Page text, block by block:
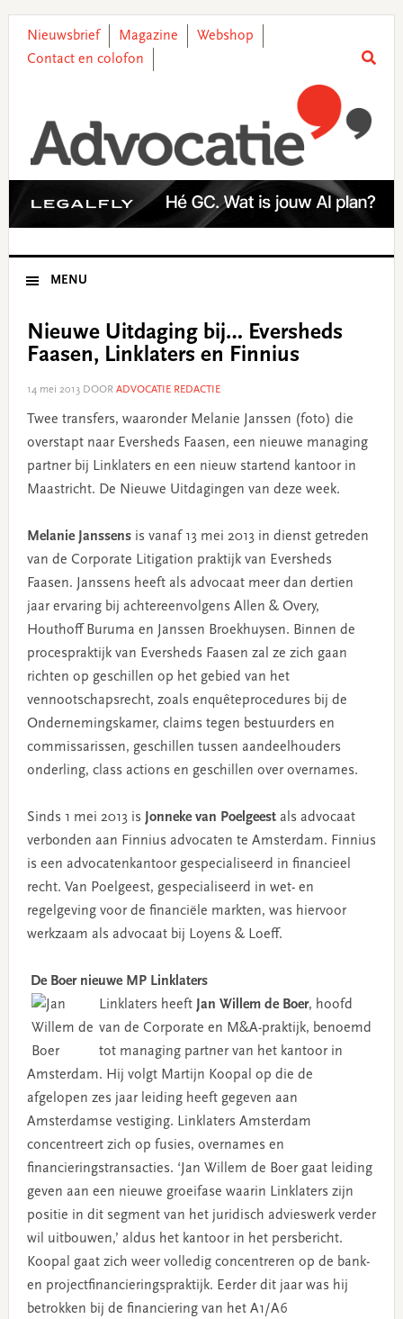
primary
main
primary
footer
Nieuwsbrief Magazine
Webshop
Contact en colofon
MENU
Nieuwe Uitdaging bij… Eversheds
Faasen, Linklaters en Finnius
14 mei 2013DOOR ADVOCATIE REDACTIE
Twee transfers, waaronder Melanie Janssen (foto) die
overstapt naar Eversheds Faasen, een nieuwe managing
partner bij Linklaters en een nieuw startend kantoor in
Maastricht. De Nieuwe Uitdagingen van deze week.
Melanie Janssensis vanaf 13 mei 2013 in dienst getreden
van de Corporate Litigation praktijk van Eversheds
Faasen. Janssens heeft als advocaat meer dan dertien
jaar ervaring bij achtereenvolgens Allen & Overy,
Houthoff Buruma en Janssen Broekhuysen. Binnen de
procespraktijk van Eversheds Faasen zal ze zich gaan
richten op geschillen op het gebied van het
vennootschapsrecht, zoals enquêteprocedures bij de
Ondernemingskamer, claims tegen bestuurders en
commissarissen, geschillen tussen aandeelhouders
onderling, class actions en geschillen over overnames.
Sinds 1 mei 2013 is Jonneke van Poelgeestals advocaat
verbonden aan Finnius advocaten te Amsterdam. Finnius
is een advocatenkantoor gespecialiseerd in financieel
recht. Van Poelgeest, gespecialiseerd in wet- en
regelgeving voor de financiële markten, was hiervoor
werkzaam als advocaat bij Loyens & Loeff.
De Boer nieuwe MP Linklaters
Linklaters heeft Jan Willem de Boer, hoofd
van de Corporate en M&A-praktijk, benoemd
tot managing partner van het kantoor in
Amsterdam. Hij volgt Martijn Koopal op die de
afgelopen zes jaar leiding heeft gegeven aan
Amsterdamse vestiging. Linklaters Amsterdam
concentreert zich op fusies, overnames en
financieringstransacties. ‘Jan Willem de Boer gaat leiding
geven aan een nieuwe groeifase waarin Linklaters zijn
positie in dit segment van het juridisch advieswerk verder
wil uitbouwen,’ aldus het kantoor in het persbericht.
Koopal gaat zich weer volledig concentreren op de bank-
en projectfinancieringspraktijk. Eerder dit jaar was hij
betrokken bij de financiering van het A1/A6